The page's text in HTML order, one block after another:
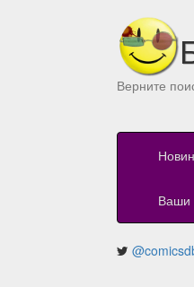
Верните
Ваши